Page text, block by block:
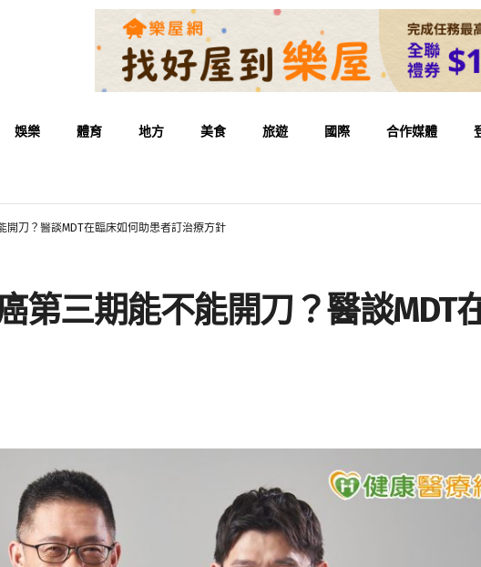
娛樂 體育 地方 美食 旅遊 國際 合作媒體
開刀？醫談MDT在臨床如何助患者訂治療方針
第三期能不能開刀？醫談MDT